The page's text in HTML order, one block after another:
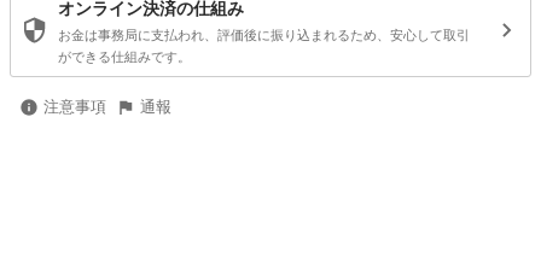
オンライン決済の仕組み
お金は事務局に支払われ、評価後に振り込まれるため、安心して取引
ができる仕組みです。
注意事項 通報